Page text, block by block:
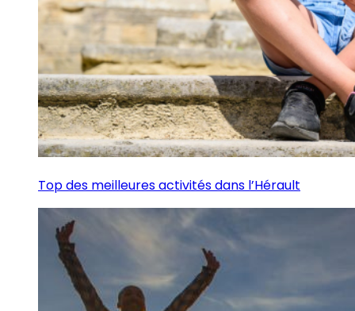
Top des meilleures activités dans l’Hérault